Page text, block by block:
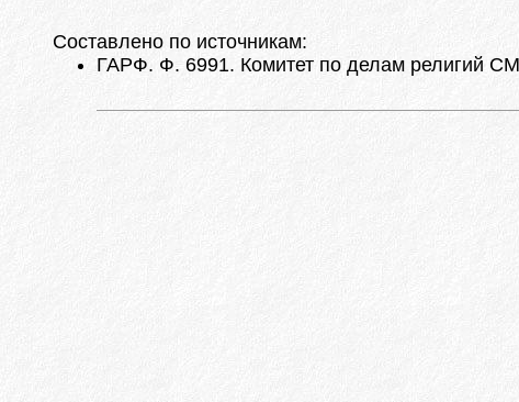
Составлено по источникам:
ГАРФ. Ф. 6991. Комитет по делам религий